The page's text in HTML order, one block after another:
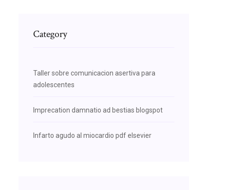
Category
Taller sobre comunicacion asertiva para
adolescentes
Imprecation damnatio ad bestias blogspot
Infarto agudo al miocardio pdf elsevier